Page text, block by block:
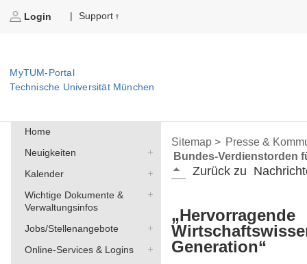
Login | Support
MyTUM-Portal
Technische Universität München
Home
Neuigkeiten
Kalender
Wichtige Dokumente &
Verwaltungsinfos
Jobs/Stellenangebote
Online-Services & Logins
Sitemap > Presse &
Bundes-Verdienstorden
Zurück zu
„Hervorragende
Generation“